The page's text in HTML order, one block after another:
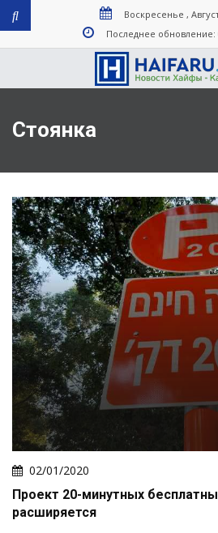
Воскресенье ,
Последнее обновление:
Стоянка
02/01/2020
Проект 20-минутных
расширяется